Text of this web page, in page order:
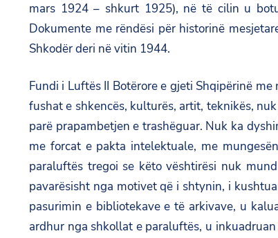
mars 1924 – shkurt 1925), në të cilin u
Dokumente me rëndësi për historinë
Shkodër deri në vitin 1944.
Fundi i Luftës II Botërore e gjeti Shqipërinë
fushat e shkencës, kulturës, artit, teknikës,
parë prapambetjen e trashëguar. Nuk ka
me forcat e pakta intelektuale, me
paraluftës tregoi se këto vështirësi nuk
pavarësisht nga motivet që i shtynin, i
pasurimin e bibliotekave e të arkivave, u
ardhur nga shkollat e paraluftës, u